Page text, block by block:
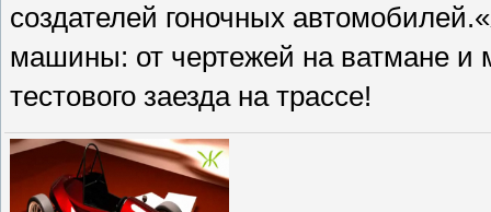
создателей гоночных
машины: от чертежей на ватмане и
тестового заезда на трассе!